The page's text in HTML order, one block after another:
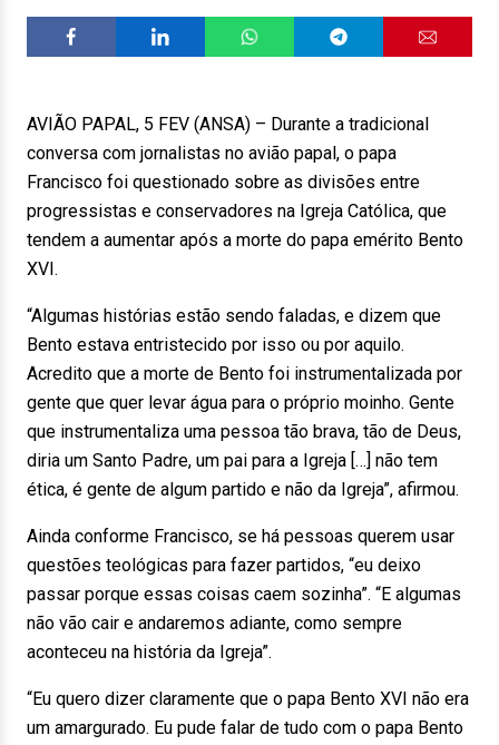
AVIÃO PAPAL, 5 FEV (ANSA) – Durante a tradicional
conversa com jornalistas no avião papal, o papa
Francisco foi questionado sobre as divisões entre
progressistas e conservadores na Igreja Católica, que
tendem a aumentar após a morte do papa emérito Bento
XVI.
“Algumas histórias estão sendo faladas, e dizem que
Bento estava entristecido por isso ou por aquilo.
Acredito que a morte de Bento foi instrumentalizada por
gente que quer levar água para o próprio moinho. Gente
que instrumentaliza uma pessoa tão brava, tão de Deus,
diria um Santo Padre, um pai para a Igreja […] não tem
ética, é gente de algum partido e não da Igreja”, afirmou.
Ainda conforme Francisco, se há pessoas querem usar
questões teológicas para fazer partidos, “eu deixo
passar porque essas coisas caem sozinha”. “E algumas
não vão cair e andaremos adiante, como sempre
aconteceu na história da Igreja”.
“Eu quero dizer claramente que o papa Bento XVI não era
um amargurado. Eu pude falar de tudo com o papa Bento